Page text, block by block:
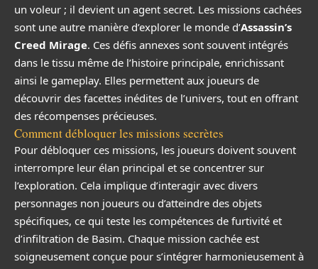
un voleur ; il devient un agent secret. Les missions cachées
sont une autre manière d’explorer le monde d’Assassin’s
Creed Mirage. Ces défis annexes sont souvent intégrés
dans le tissu même de l’histoire principale, enrichissant
ainsi le gameplay. Elles permettent aux joueurs de
découvrir des facettes inédites de l’univers, tout en offrant
des récompenses précieuses.
Comment débloquer les missions secrètes
Pour débloquer ces missions, les joueurs doivent souvent
interrompre leur élan principal et se concentrer sur
l’exploration. Cela implique d’interagir avec divers
personnages non joueurs ou d’atteindre des objets
spécifiques, ce qui teste les compétences de furtivité et
d’infiltration de Basim. Chaque mission cachée est
soigneusement conçue pour s’intégrer harmonieusement à